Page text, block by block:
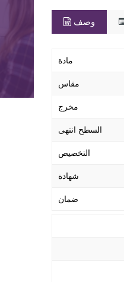
وصف
مادة
مقاس
مخرج
السطح انتهى
التخصيص
شهادة
ضمان